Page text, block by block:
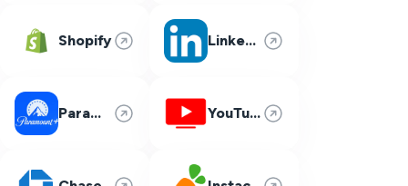
Shopify LinkedIn
Paramount Plus YouTube TV